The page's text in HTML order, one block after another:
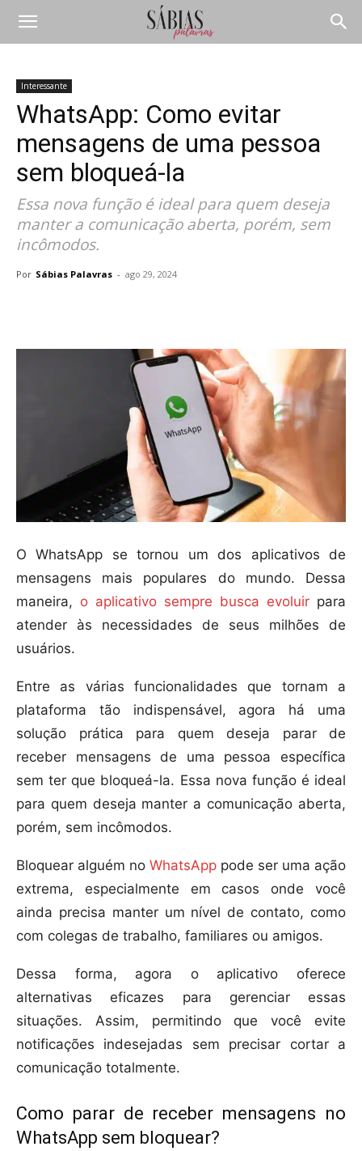
Interessante
WhatsApp: Como evitar
mensagens de uma pessoa
sem bloqueá-la
Essa nova função é ideal para quem deseja
manter a comunicação aberta, porém, sem
incômodos.
Por Sábias Palavras - ago 29, 2024
O WhatsApp se tornou um dos aplicativos de
mensagens mais populares do mundo. Dessa
maneira, o aplicativo sempre busca evoluir para
atender às necessidades de seus milhões de
usuários.
Entre as várias funcionalidades que tornam a
plataforma tão indispensável, agora há uma
solução prática para quem deseja parar de
receber mensagens de uma pessoa específica
sem ter que bloqueá-la. Essa nova função é ideal
para quem deseja manter a comunicação aberta,
porém, sem incômodos.
Bloquear alguém no WhatsApp pode ser uma ação
extrema, especialmente em casos onde você
ainda precisa manter um nível de contato, como
com colegas de trabalho, familiares ou amigos.
Dessa forma, agora o aplicativo oferece
alternativas eficazes para gerenciar essas
situações. Assim, permitindo que você evite
notificações indesejadas sem precisar cortar a
comunicação totalmente.
Como parar de receber mensagens no
WhatsApp sem bloquear?